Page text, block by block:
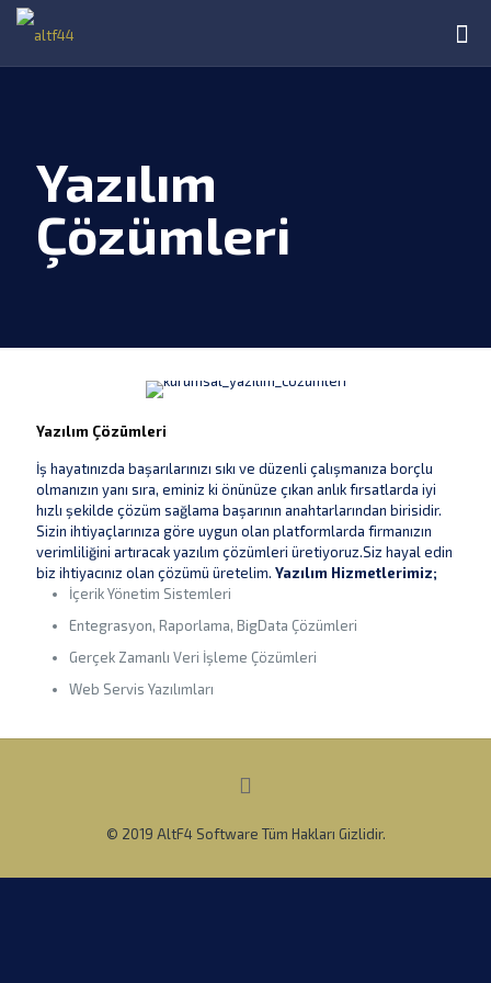
Yazılım
Çözümleri
Yazılım Çözümleri
İş hayatınızda başarılarınızı sıkı ve düzenli çalışmanıza borçlu
olmanızın yanı sıra, eminiz ki önünüze çıkan anlık fırsatlarda iyi
hızlı şekilde çözüm sağlama başarının anahtarlarından birisidir.
Sizin ihtiyaçlarınıza göre uygun olan platformlarda firmanızın
verimliliğini artıracak yazılım çözümleri üretiyoruz.Siz hayal edin
biz ihtiyacınız olan çözümü üretelim. Yazılım Hizmetlerimiz;
İçerik Yönetim Sistemleri
Entegrasyon, Raporlama, BigData Çözümleri
Gerçek Zamanlı Veri İşleme Çözümleri
Web Servis Yazılımları
© 2019 AltF4 Software Tüm Hakları Gizlidir.